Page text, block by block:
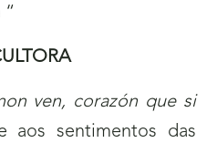
ven, corazón que si
aos sentimentos das